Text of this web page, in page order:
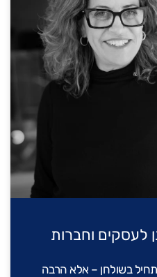
לעסקים וחברות
בשולחן – אלא הרבה